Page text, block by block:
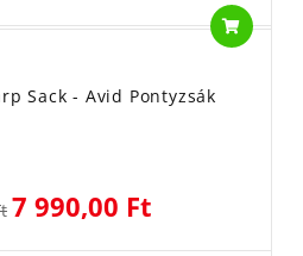
Sack - Avid Pontyzsák
7 990,00 Ft